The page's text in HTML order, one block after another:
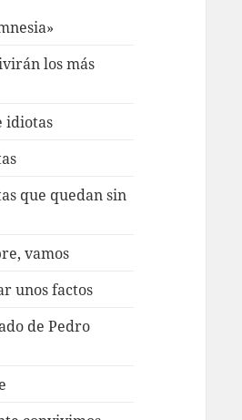
los más
idiotas
que quedan sin
vamos
unos factos
de Pedro